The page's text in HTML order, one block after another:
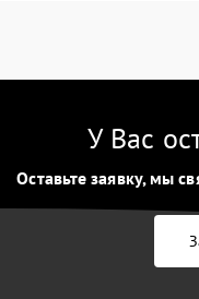
Не работает зум
Не работает
У Вас
Оставьте заявку, мы